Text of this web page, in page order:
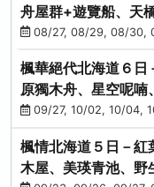
舟屋群+遊覽船、天
市場08/27, 08/29, 08/30,
楓華絕代北海道６日
原獨木舟、星空呢喃
纜車、旭山動物園
09/27, 10/02, 10/04,
楓情北海道５日－紅
木屋、美瑛青池、野